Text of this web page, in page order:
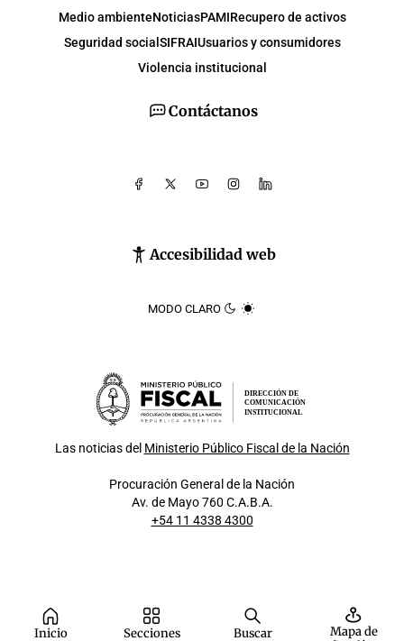
Inicio Secciones Buscar
Mapa de
Contáctanos
Accesibilidad web
MODO CLARO
Medio ambienteNoticiasPAMIRecupero de activos
Seguridad social SIFRAIUsuarios y consumidores
Violencia institucional
DIRECCIÓN DE
COMUNICACIÓN
INSTITUCIONAL
Las noticias del Ministerio Público Fiscal de la Nación
Procuración General de la Nación
Av. de Mayo 760 C.A.B.A.
+54 11 4338 4300